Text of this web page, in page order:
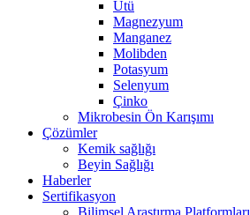
Ütü
Magnezyum
Manganez
Molibden
Potasyum
Selenyum
Çinko
Mikrobesin Ön Karışımı
Çözümler
Kemik sağlığı
Beyin Sağlığı
Haberler
Sertifikasyon
Bilimsel Araştırma Platformları